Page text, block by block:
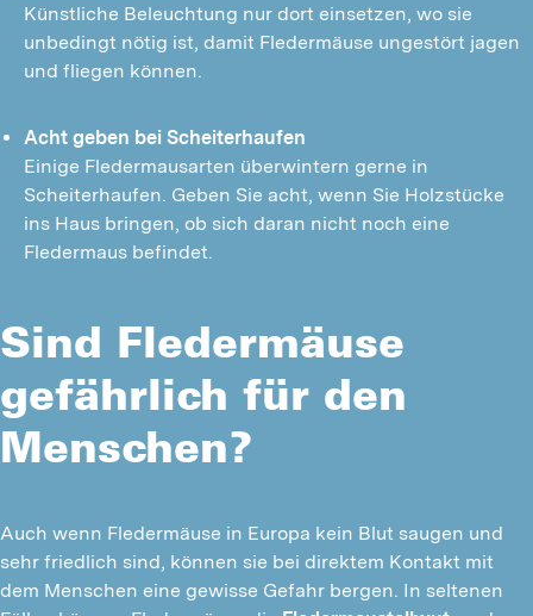
Künstliche Beleuchtung nur dort einsetzen, wo sie
unbedingt nötig ist, damit Fledermäuse ungestört jagen
und fliegen können.
Acht geben bei Scheiterhaufen
Einige Fledermausarten überwintern gerne in
Scheiterhaufen. Geben Sie acht, wenn Sie Holzstücke
ins Haus bringen, ob sich daran nicht noch eine
Fledermaus befindet.
Sind Fledermäuse
gefährlich für den
Menschen?
Auch wenn Fledermäuse in Europa kein Blut saugen und
sehr friedlich sind, können sie bei direktem Kontakt mit
dem Menschen eine gewisse Gefahr bergen. In seltenen